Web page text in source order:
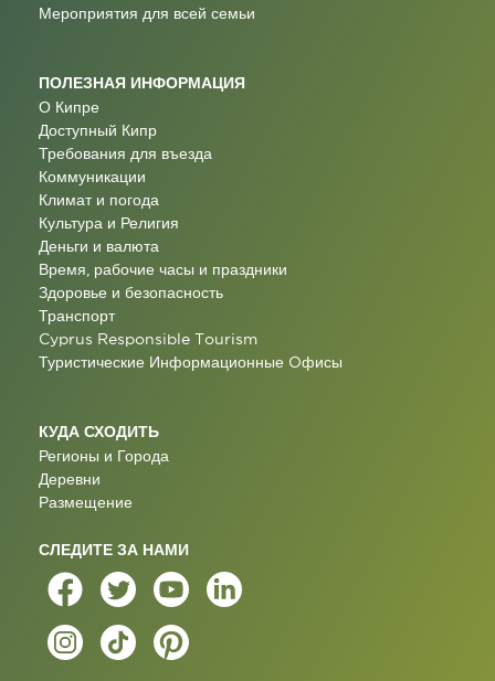
Мероприятия для всей семьи
ПОЛЕЗНАЯ ИНФОРМАЦИЯ
О Кипре
Доступный Кипр
Требования для въезда
Коммуникации
Климат и погода
Культура и Религия
Деньги и валюта
Время, рабочие часы и праздники
Здоровье и безопасность
Транспорт
Cyprus Responsible Tourism
Туристические Информационные Oфисы
КУДА СХОДИТЬ
Регионы и Города
Деревни
Размещение
СЛЕДИТЕ ЗА НАМИ